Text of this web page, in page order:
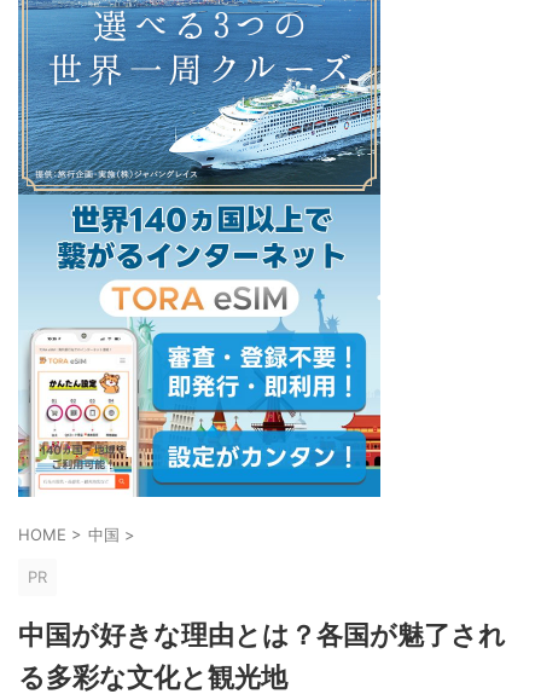
HOME > 中国 >
PR
中国が好きな理由とは？各国が魅了され
る多彩な文化と観光地